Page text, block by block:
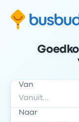
Van
Naar